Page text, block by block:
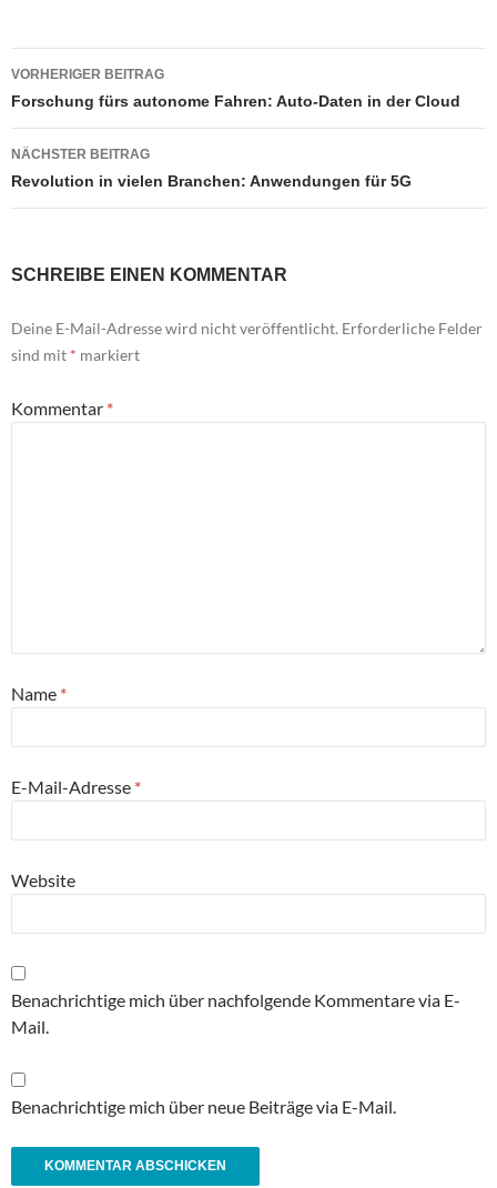
Beitragsnavigation
VORHERIGER BEITRAG
Forschung fürs autonome Fahren: Auto-Daten in der Cloud
NÄCHSTER BEITRAG
Revolution in vielen Branchen: Anwendungen für 5G
SCHREIBE EINEN KOMMENTAR
Deine E-Mail-Adresse wird nicht veröffentlicht. Erforderliche Felder
sind mit * markiert
Kommentar *
Name *
E-Mail-Adresse *
Website
Benachrichtige mich über nachfolgende Kommentare via E-
Mail.
Benachrichtige mich über neue Beiträge via E-Mail.